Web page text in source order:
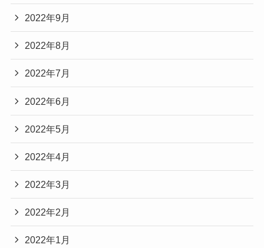
2022年9月
2022年8月
2022年7月
2022年6月
2022年5月
2022年4月
2022年3月
2022年2月
2022年1月